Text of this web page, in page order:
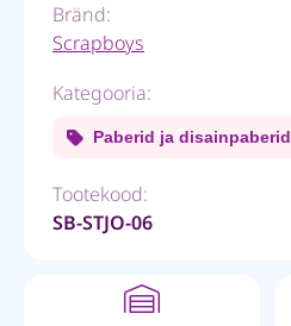
Bränd:
Scrapboys
Kategooria:
Paberid ja disainpaberid
Tootekood:
SB-STJO-06